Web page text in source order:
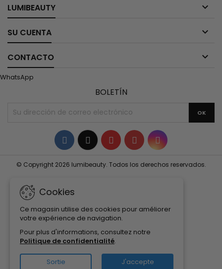
LUMIBEAUTY 
SU CUENTA 
CONTACTO 
WhatsApp
Cookies
Ce magasin utilise des cookies pour améliorer
votre expérience de navigation.
Pour plus d'informations, consultez notre
Politique de confidentialité.
Sortie J'accepte
BOLETÍN
Facebook
TwitterYouTubePinterestInstagram
© Copyright 2026 lumibeauty. Todos los derechos reservados.